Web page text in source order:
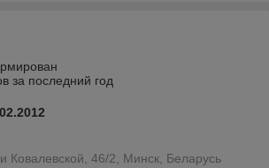
за последний год
Ковалевской, 46/2, Минск, Беларусь